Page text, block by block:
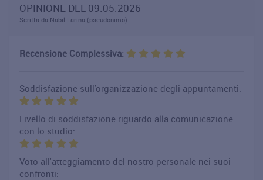
OPINIONE DEL 09.05.2026
Scritta da Nabil Farina (pseudonimo)
Recensione Complessiva:
Soddisfazione sull'organizzazione degli appuntamenti:
Livello di soddisfazione riguardo alla comunicazione
con lo studio:
Voto all'atteggiamento del nostro personale nei suoi
confronti: